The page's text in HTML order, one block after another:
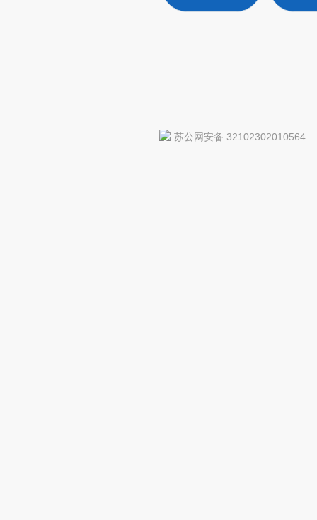
苏公网安备 32102302010564